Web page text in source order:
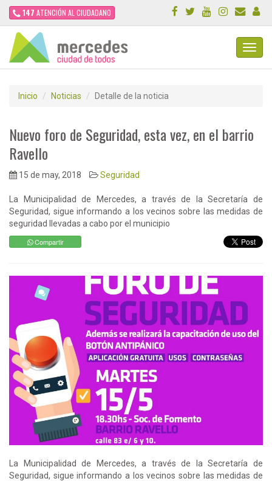
147 ATENCIÓN AL CIUDADANO
Inicio Noticias Detalle de la noticia
Nuevo foro de Seguridad, esta vez, en el barrio
Ravello
15 de may, 2018 Seguridad
La Municipalidad de Mercedes, a través de la Secretaría de
Seguridad, sigue informando a los vecinos sobre las medidas de
seguridad llevadas a cabo por el municipio
Compartir
La Municipalidad de Mercedes, a través de la Secretaría de
Seguridad, sigue informando a los vecinos sobre las medidas de